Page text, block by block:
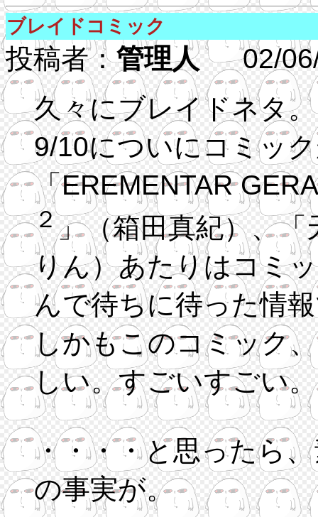
ブレイドコミック
投稿者：管理人02/06/
久々にブレイドネタ。
9/10についにコミッ
「
２」（箱田真紀）、
りん）あたりはコミ
んで待ちに待った情
しかもこのコミック
しい。すごいすごい。
・・・・と思ったら
の事実が。